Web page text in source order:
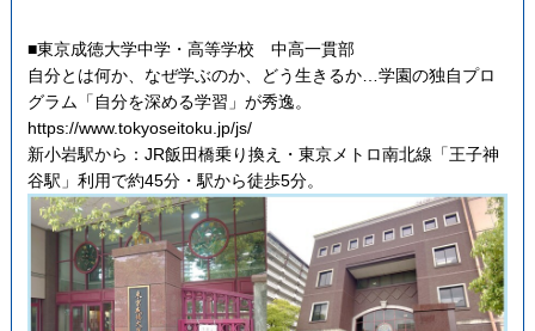
■東京成徳大学中学・高等学校 中高一貫部
自分とは何か、なぜ学ぶのか、どう生きるか…学園の独自プロ
グラム「自分を深める学習」が秀逸。
https://www.tokyoseitoku.jp/js/
新小岩駅から：JR飯田橋乗り換え・東京メトロ南北線「王子神
谷駅」利用で約45分・駅から徒歩5分。